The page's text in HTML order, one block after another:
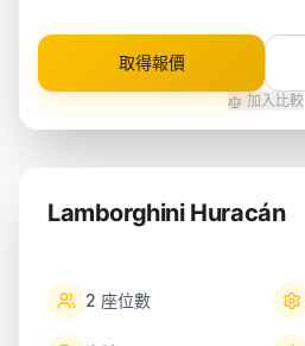
取得報價
加入比較
Lamborghini Huracán
2 座位數